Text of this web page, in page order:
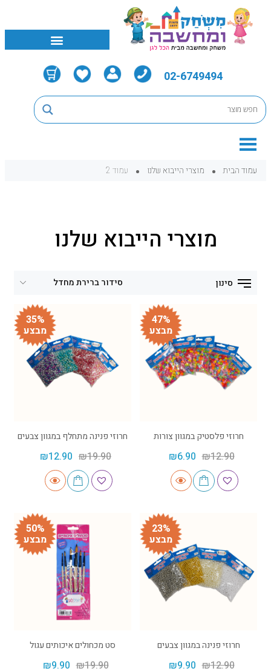
02-6749494
עמוד הבית מוצרי הייבוא שלנו עמוד 2
מוצרי הייבוא שלנו
סינון
47%
מבצע
חרוזי פלסטיק במגוון צורות
₪12.90
₪6.90
35%
מבצע
חרוזי פנינה מתחלף במגוון צבעים
₪19.90
₪12.90
23%
מבצע
חרוזי פנינה במגוון צבעים
₪12.90
₪9.90
50%
מבצע
סט מכחולים איכותים עגול
₪19.90
₪9.90